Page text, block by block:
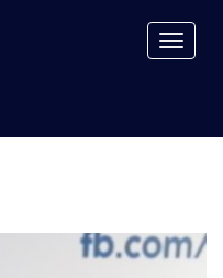
Toggle